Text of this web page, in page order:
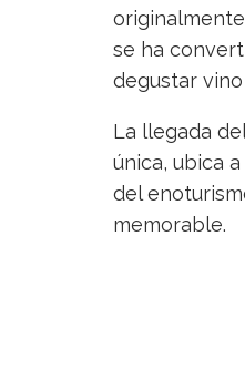
se ha
degustar
La llegada
única, ubica
del
memorable.